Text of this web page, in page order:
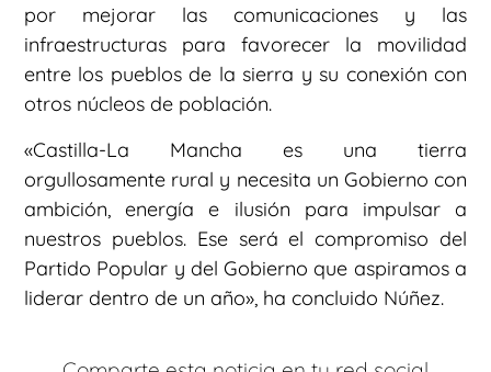
por mejorar las comunicaciones y las
infraestructuras para favorecer la movilidad
entre los pueblos de la sierra y su conexión con
otros núcleos de población.
«Castilla-La Mancha es una tierra
orgullosamente rural y necesita un Gobierno con
ambición, energía e ilusión para impulsar a
nuestros pueblos. Ese será el compromiso del
Partido Popular y del Gobierno que aspiramos a
liderar dentro de un año», ha concluido Núñez.